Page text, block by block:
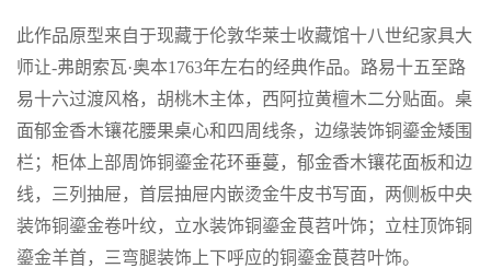
此作品原型来自于现藏于伦敦华莱士收藏馆十八世纪家具大
师让-弗朗索瓦·奥本1763年左右的经典作品。路易十五至路
易十六过渡风格，胡桃木主体，西阿拉黄檀木二分贴面。桌
面郁金香木镶花腰果桌心和四周线条，边缘装饰铜鎏金矮围
栏；柜体上部周饰铜鎏金花环垂蔓，郁金香木镶花面板和边
线，三列抽屉，首层抽屉内嵌烫金牛皮书写面，两侧板中央
装饰铜鎏金卷叶纹，立水装饰铜鎏金茛苕叶饰；立柱顶饰铜
鎏金羊首，三弯腿装饰上下呼应的铜鎏金茛苕叶饰。